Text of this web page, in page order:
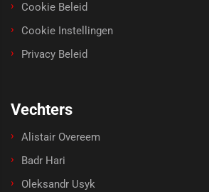
Cookie Beleid
Cookie Instellingen
Privacy Beleid
Vechters
Alistair Overeem
Badr Hari
Oleksandr Usyk